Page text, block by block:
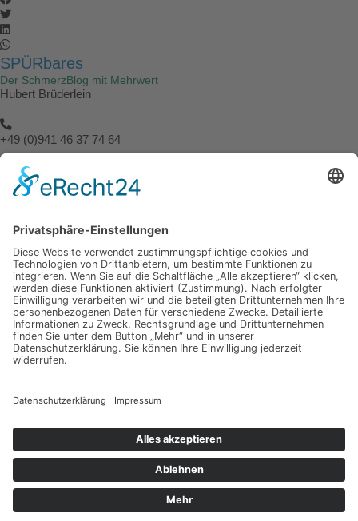
SPÜRbares
Der SchmerzBlog mit Mehrwert
Hubert Brüderlein
+49 (0)941 46 37 74 64
info@spuerbares.hubert-bruderlein.com
SPÜRbares
Hauptseite
Impressum
Datenschutz
Hauptseite
Impressum
Datenschutz
Meine anderen Seiten
praxis-zweite-meinung.de
hubert-bruederlein.com
praxis-zweite-meinung.de